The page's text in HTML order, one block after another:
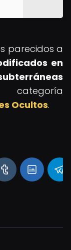
parecidos a
en
Ocultos.